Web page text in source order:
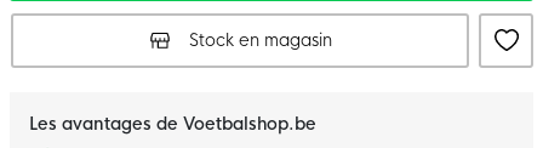
Stock en magasin
Les avantages de Voetbalshop.be